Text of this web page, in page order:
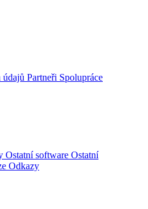
údajů Partneři Spolupráce
Ostatní software Ostatní
Odkazy